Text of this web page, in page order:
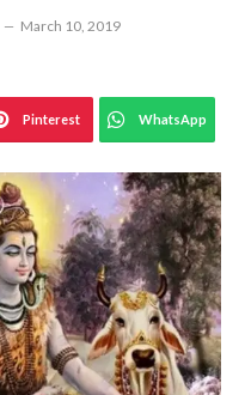
March 10, 2019
Pinterest WhatsApp